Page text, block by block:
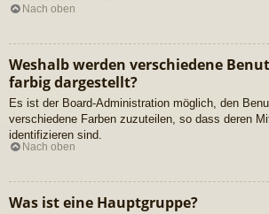
Nach oben
Weshalb werden verschiedene
farbig dargestellt?
Es ist der Board-Administration möglich, den
verschiedene Farben zuzuteilen, so dass deren
identifizieren sind.
Nach oben
Was ist eine Hauptgruppe?